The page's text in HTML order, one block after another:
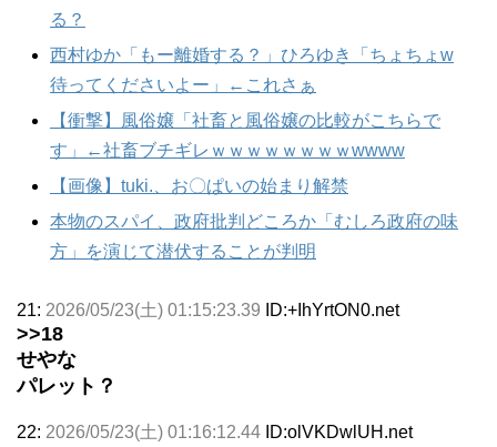
る？
西村ゆか「もー離婚する？」ひろゆき「ちょちょw
待ってくださいよー」←これさぁ
【衝撃】風俗嬢「社畜と風俗嬢の比較がこちらで
す」←社畜ブチギレｗｗｗｗｗｗｗｗwwww
【画像】tuki.、お〇ぱいの始まり解禁
本物のスパイ、政府批判どころか「むしろ政府の味
方」を演じて潜伏することが判明
21: 2026/05/23(土) 01:15:23.39 ID:+IhYrtON0.net
>>18
せやな
パレット？
22: 2026/05/23(土) 01:16:12.44 ID:olVKDwlUH.net